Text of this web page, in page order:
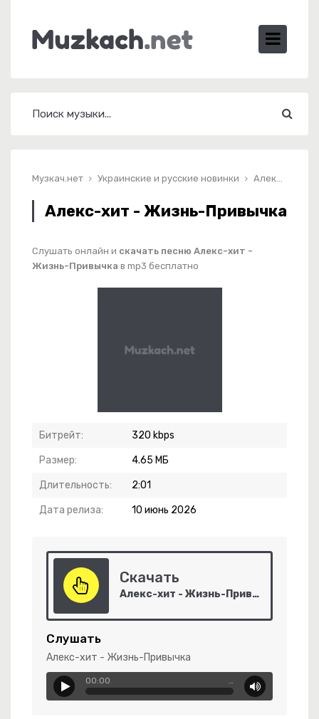
Музкач.нет Украинские и русские новинки Алекс-хит - Жизнь-Привычка
Алекс-хит - Жизнь-Привычка
Слушать онлайн и скачать песню Алекс-хит -
Жизнь-Привычка в mp3 бесплатно
Битрейт: 320 kbps
Размер: 4.65 МБ
Длительность: 2:01
Дата релиза: 10 июнь 2026
Скачать
Алекс-хит - Жизнь-Привычка
Слушать
Алекс-хит - Жизнь-Привычка
00:00 …
Call Me Black
И Гитару